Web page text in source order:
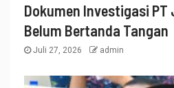
Dokumen Investigasi PT
Belum Bertanda Tangan
Juli 27, 2026 admin